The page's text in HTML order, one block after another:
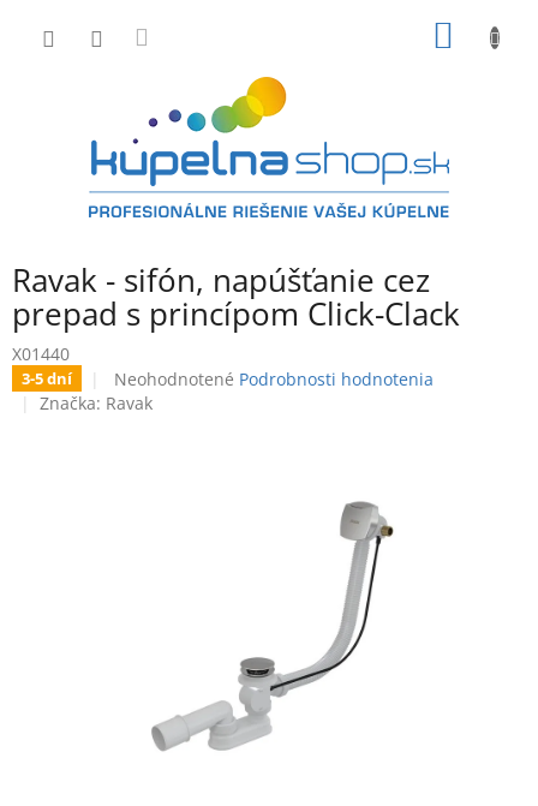
Ravak - sifón, napúšťanie cez
prepad s princípom Click-Clack
X01440
3-5 dní
Priemerné
hodnotenie
Neohodnotené Podrobnosti hodnotenia
Značka: Ravak